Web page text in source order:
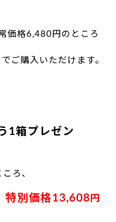
価格6,480円のところ
でご購入いただけます。
1箱プレゼン
ろ、
特別価格13,608 円